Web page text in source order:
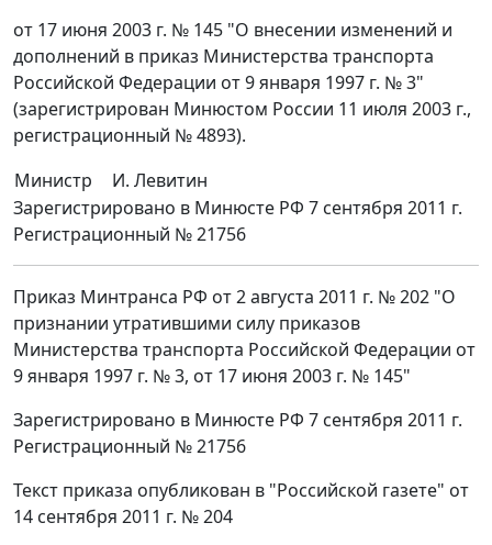
от 17 июня 2003 г. № 145 "О внесении изменений и
дополнений в приказ Министерства транспорта
Российской Федерации от 9 января 1997 г. № 3"
(зарегистрирован Минюстом России 11 июля 2003 г.,
регистрационный № 4893).
Министр
И. Левитин
Зарегистрировано в Минюсте РФ 7 сентября 2011 г.
Регистрационный № 21756
Приказ Минтранса РФ от 2 августа 2011 г. № 202 "О
признании утратившими силу приказов
Министерства транспорта Российской Федерации от
9 января 1997 г. № 3, от 17 июня 2003 г. № 145"
Зарегистрировано в Минюсте РФ 7 сентября 2011 г.
Регистрационный № 21756
Текст приказа опубликован в "Российской газете" от
14 сентября 2011 г. № 204